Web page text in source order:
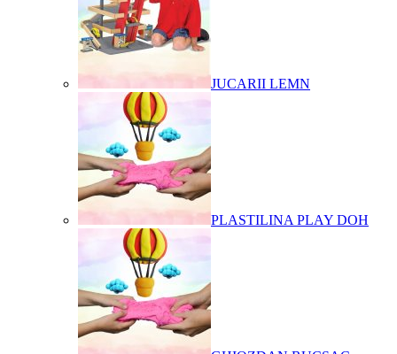
JUCARII LEMN
PLASTILINA PLAY DOH